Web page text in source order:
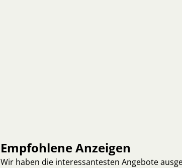
Empfohlene Anzeigen
Wir haben die interessantesten Angebote